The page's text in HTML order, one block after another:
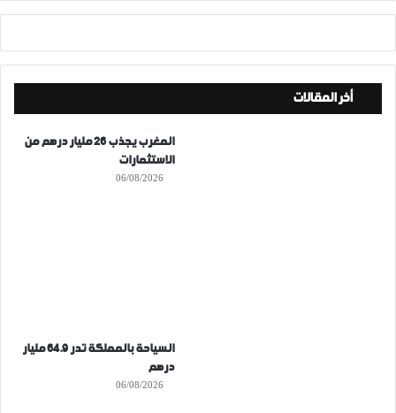
أخر المقالات
المغرب يجذب 26 مليار درهم من
الاستثمارات
06/08/2026
السياحة بالمملكة تدر 64.9 مليار
درهم
06/08/2026